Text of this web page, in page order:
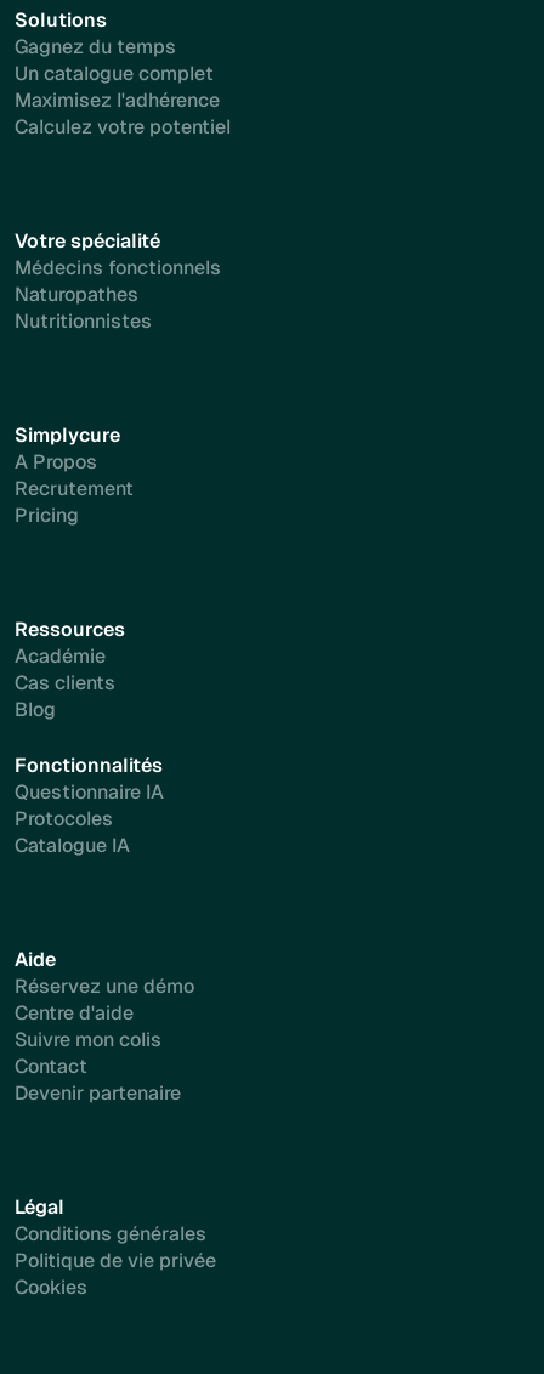
Solutions
Gagnez du temps
Un catalogue complet
Maximisez l'adhérence
Calculez votre potentiel
Votre spécialité
Médecins fonctionnels
Naturopathes
Nutritionnistes
Simplycure
A Propos
Recrutement
Pricing
Ressources
Académie
Cas clients
Blog
Fonctionnalités
Questionnaire IA
Protocoles
Catalogue IA
Aide
Réservez une démo
Centre d'aide
Suivre mon colis
Contact
Devenir partenaire
Légal
Conditions générales
Politique de vie privée
Cookies